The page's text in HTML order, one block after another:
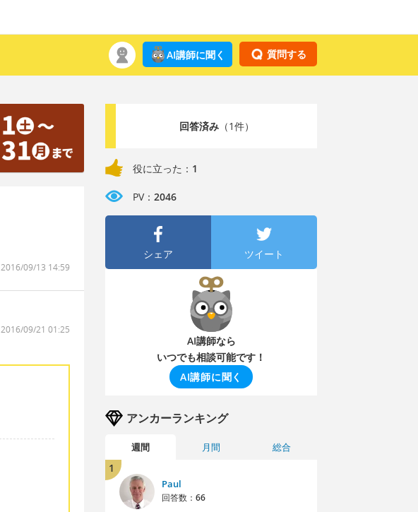
質問する
AI講師に聞く
2016/09/13 14:59
2016/09/21 01:25
回答済み（1件）
役に立った： 1
PV： 2046
シェア ツイート
AI講師なら
いつでも相談可能です！
AI講師に聞く
アンカーランキング
週間 月間 総合
1
Paul
回答数： 66